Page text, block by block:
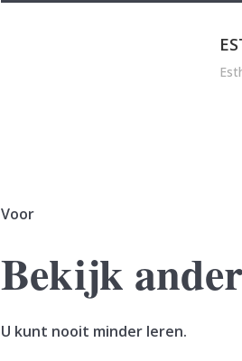
Voor
Bekijk
U kunt nooit minder leren.